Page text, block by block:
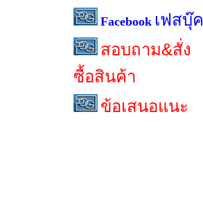
Facebook เฟสบุ๊ค
สอบถาม&สั่ง
ซื้อสินค้า
ข้อเสนอแนะ